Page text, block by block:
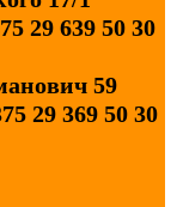
29 639 50 30
59
29 369 50 30